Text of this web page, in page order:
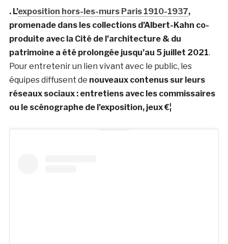
. L’exposition hors-les-murs Paris 1910-1937,
promenade dans les collections d’Albert-Kahn co-
produite avec la Cité de l’architecture & du
patrimoine a été prolongée jusqu’au 5 juillet 2021.
Pour entretenir un lien vivant avec le public, les
équipes diffusent de nouveaux contenus sur leurs
réseaux sociaux : entretiens avec les commissaires
ou le scénographe de l’exposition, jeux €¦